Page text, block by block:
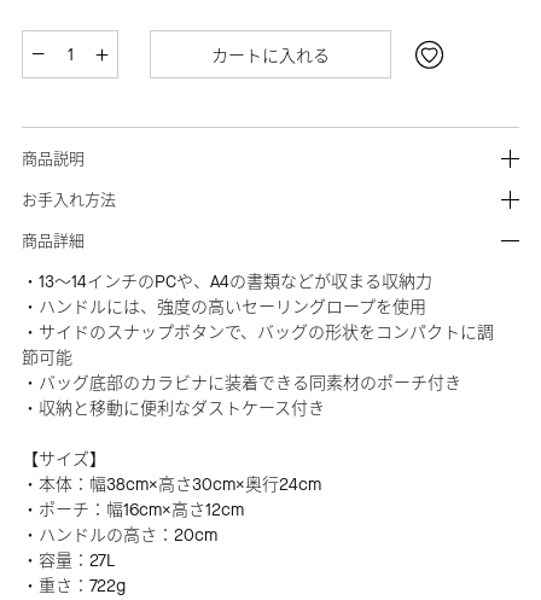
カートに入れる
商品説明
お手入れ方法
商品詳細
・13～14インチのPCや、A4の書類などが収まる収納力
・ハンドルには、強度の高いセーリングロープを使用
・サイドのスナップボタンで、バッグの形状をコンパクトに調
節可能
・バッグ底部のカラビナに装着できる同素材のポーチ付き
・収納と移動に便利なダストケース付き
【サイズ】
・本体：幅38cm×高さ30cm×奥行24cm
・ポーチ：幅16cm×高さ12cm
・ハンドルの高さ：20cm
・容量：27L
・重さ：722g